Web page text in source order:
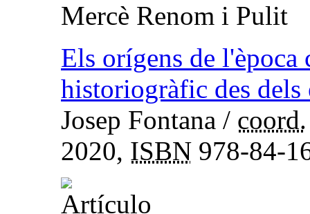
Mercè Renom i Pulit
Els orígens de l'època
historiogràfic des dels
Josep Fontana / coord.
2020, ISBN 978-84-